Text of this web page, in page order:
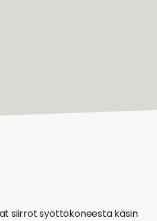
siirrot syöttökoneesta käsin